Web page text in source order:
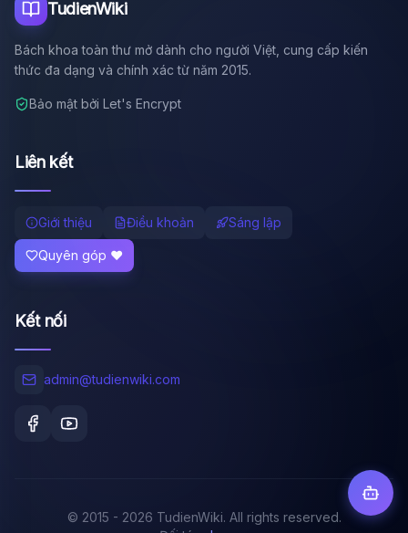
TudienWiki
Bách khoa toàn thư mở dành cho người Việt, cung cấp kiến
thức đa dạng và chính xác từ năm 2015.
Bảo mật bởi Let's Encrypt
Liên kết
Giới thiệu Điều khoản Sáng lập
Quyên góp ❤️
Kết nối
admin@tudienwiki.com
© 2015 - 2026 TudienWiki. All rights reserved.